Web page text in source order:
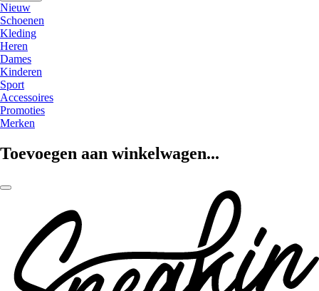
Nieuw
Schoenen
Kleding
Heren
Dames
Kinderen
Sport
Accessoires
Promoties
Merken
Toevoegen aan winkelwagen...